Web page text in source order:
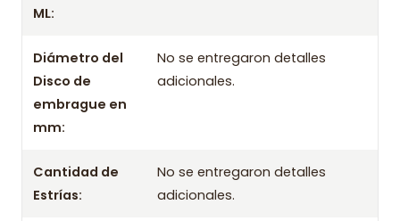
Kit Embrague Luk Para Renault Kangoo 1.5 2016 K9k
Kit Embrague Luk Para Renault Kangoo 1.5 2017 K9k
Sohc
Kit Embrague Luk Para Renault Kangoo 1.5 2018 K9k
Sohc
ML:
Diámetro del
Disco de
embrague en
mm:
No se entregaron detalles
adicionales.
Cantidad de
Estrías:
No se entregaron detalles
adicionales.